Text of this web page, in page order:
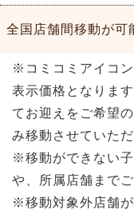
全国店舗間移動が可
※コミコミアイコ
表示価格となりま
てお迎えをご希望
み移動させていただ
※移動ができない
や、所属店舗まで
※移動対象外店舗